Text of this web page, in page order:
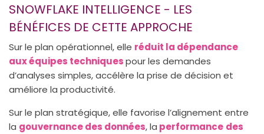
SNOWFLAKE INTELLIGENCE - LES
BÉNÉFICES DE CETTE APPROCHE
Sur le plan opérationnel, elle réduit la dépendance
aux équipes techniquespour les demandes
d’analyses simples, accélère la prise de décision et
améliore la productivité.
Sur le plan stratégique, elle favorise l’alignement entre
la gouvernance des données, la performance des